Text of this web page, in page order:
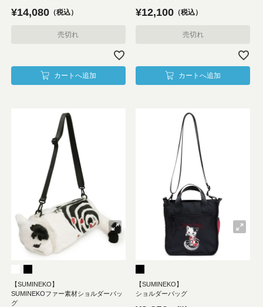
¥14,080 税込
売切れ
カートへ追加
¥12,100 税込
売切れ
カートへ追加
【SUMINEKO】
SUMINEKOファー素材ショルダーバッ
グ
【SUMINEKO】
ショルダーバッグ